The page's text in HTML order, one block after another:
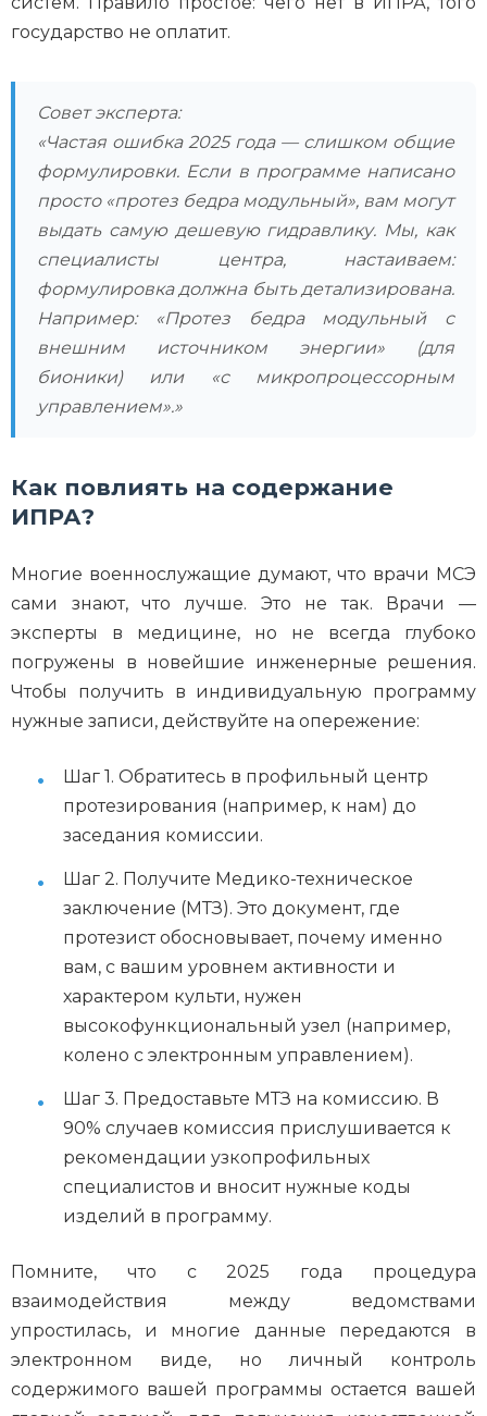
государство не оплатит.
Совет эксперта:
«Частая ошибка 2025 года — слишком общие
формулировки. Если в программе написано
просто «протез бедра модульный», вам могут
выдать самую дешевую гидравлику. Мы, как
специалисты центра, настаиваем:
формулировка должна быть детализирована.
Например: «Протез бедра модульный с
внешним источником энергии» (для
бионики) или «с микропроцессорным
управлением».»
Как повлиять на содержание
ИПРА?
Многие военнослужащие думают, что врачи МСЭ
сами знают, что лучше. Это не так. Врачи —
эксперты в медицине, но не всегда глубоко
погружены в новейшие инженерные решения.
Чтобы получить в индивидуальную программу
нужные записи, действуйте на опережение:
Шаг 1. Обратитесь в профильный центр
протезирования (например, к нам) до
заседания комиссии.
Шаг 2. Получите Медико-техническое
заключение (МТЗ). Это документ, где
протезист обосновывает, почему именно
вам, с вашим уровнем активности и
характером культи, нужен
высокофункциональный узел (например,
колено с электронным управлением).
Шаг 3. Предоставьте МТЗ на комиссию. В
90% случаев комиссия прислушивается к
рекомендации узкопрофильных
специалистов и вносит нужные коды
изделий в программу.
Помните, что с 2025 года процедура
взаимодействия между ведомствами
упростилась, и многие данные передаются в
электронном виде, но личный контроль
содержимого вашей программы остается вашей